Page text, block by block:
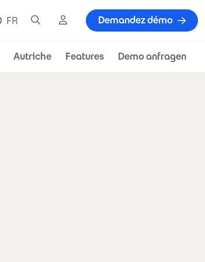
FR ChercheCloud Demandez démo
Autriche Features Demo anfragen